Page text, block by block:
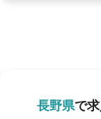
長野県で